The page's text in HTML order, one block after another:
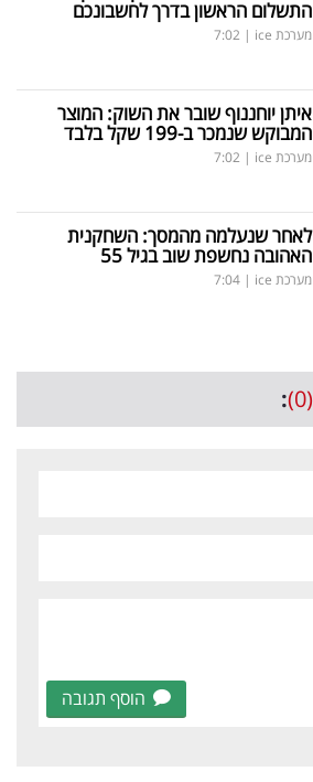
התשלום הראשון בדרך לחשבונכם
מערכת ice |
7:02
איתן יוחננוף שובר את השוק: המוצר
המבוקש שנמכר ב-199 שקל בלבד
מערכת ice |
7:02
לאחר שנעלמה מהמסך: השחקנית
האהובה נחשפת שוב בגיל 55
מערכת ice |
7:04
(0)
:
הוסף תגובה